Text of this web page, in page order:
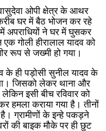
ओपी क्षेत्र के आथर
घर में बैठ भोजन कर रहे
अपराधियों ने घर में घुसकर
गोली हीरालाल यादव को
रूप से जख्मी हो गया।
के ही पड़ोसी सुनील यादव के
जिसको लेकर थाना और
इसी बीच रविवार को
हमला कराया गया है। तीनों
ग्रामीणों के इन्हे पकड़ने
की बाइक मौके पर ही छुट